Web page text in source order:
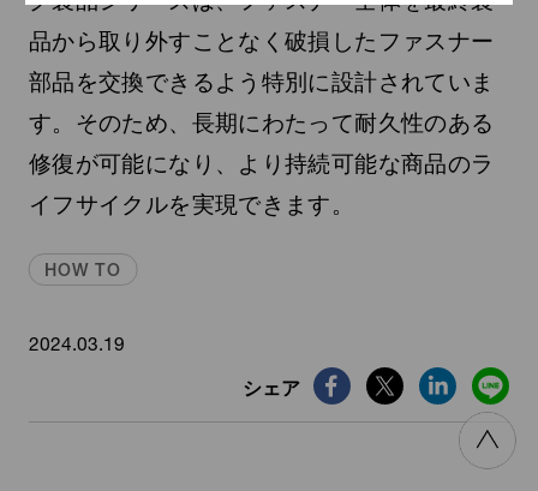
品から取り外すことなく破損したファスナー
部品を交換できるよう特別に設計されていま
す。そのため、長期にわたって耐久性のある
修復が可能になり、より持続可能な商品のラ
イフサイクルを実現できます。
HOW TO
2024.03.19
シェア